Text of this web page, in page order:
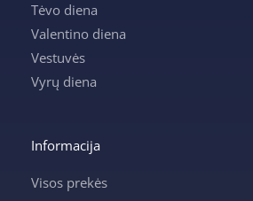
Tėvo diena
Valentino diena
Vestuvės
Vyrų diena
Informacija
Visos prekės